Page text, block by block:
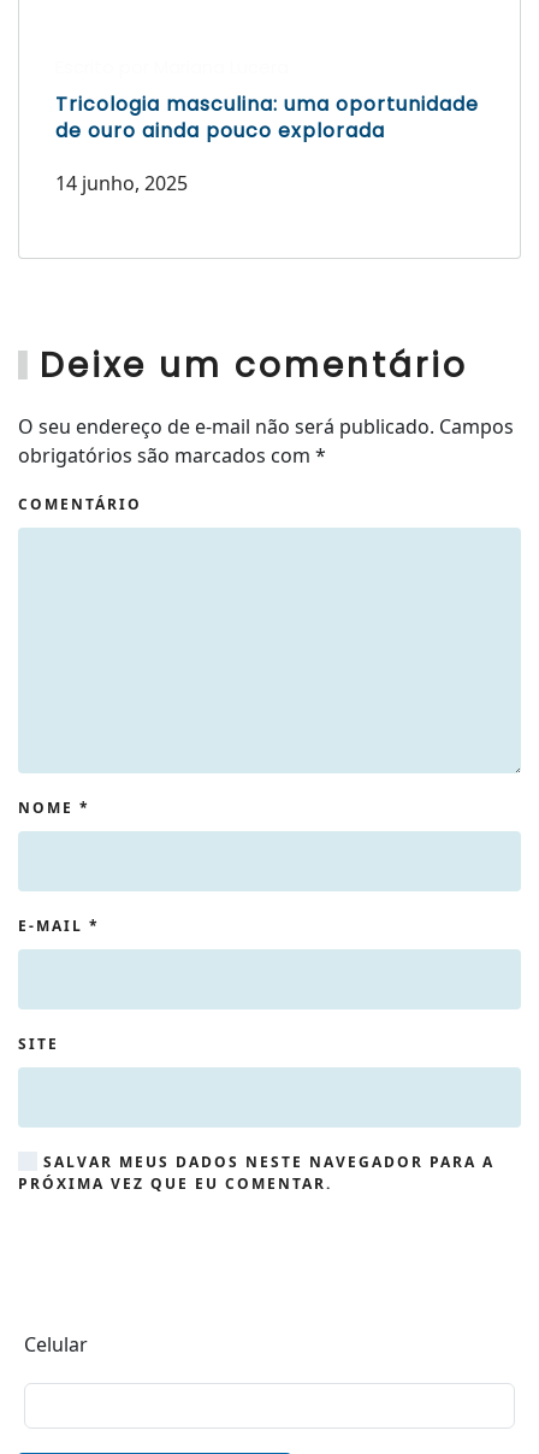
Tricologia masculina: uma oportunidade
de ouro ainda pouco explorada
14 junho, 2025
Deixe um comentário
O seu endereço de e-mail não será publicado. Campos
obrigatórios são marcados com *
COMENTÁRIO
NOME *
E-MAIL *
SITE
SALVAR MEUS DADOS NESTE NAVEGADOR PARA A
PRÓXIMA VEZ QUE EU COMENTAR.
Celular